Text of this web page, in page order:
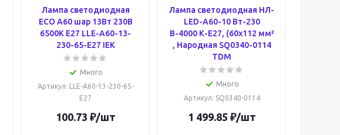
Лампа светодиодная
ECO A60 шар 13Вт 230В
6500К E27 LLE-A60-13-
230-65-E27 IEK
Много
Артикул: LLE-A60-13-230-65-
E27
100.73 ₽/шт
Лампа светодиодная НЛ-
LED-A60-10 Вт-230
В-4000 К-Е27, (60х112 мм²
, Народная SQ0340-0114
TDM
Много
Артикул: SQ0340-0114
1 499.85 ₽/шт